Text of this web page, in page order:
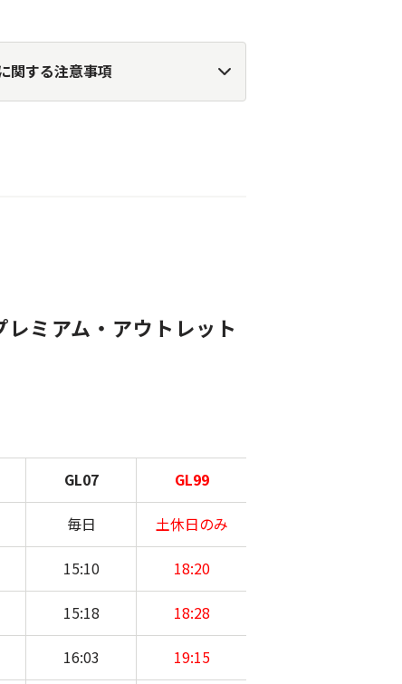
関する注意事項
ミアム・アウトレット
GL07 GL99
毎日 土休日のみ
15:10 18:20
15:18 18:28
16:03 19:15